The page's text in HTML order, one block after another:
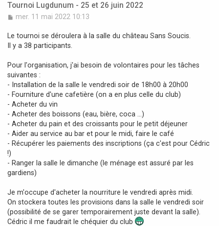
Tournoi Lugdunum - 25 et 26 juin 2022
M
s
a
e
mer. 11 mai 2022 10:13
Le tournoi se déroulera à la salle du château Sans Soucis.
Il y a 38 participants.
Pour l'organisation, j'ai besoin de volontaires pour les tâches
suivantes :
- Installation de la salle le vendredi soir de 18h00 à 20h00
- Fourniture d'une cafetière (on a en plus celle du club)
- Acheter du vin
- Acheter des boissons (eau, bière, coca ...)
- Acheter du pain et des croissants pour le petit déjeuner
- Aider au service au bar et pour le midi, faire le café
- Récupérer les paiements des inscriptions (ça c'est pour Cédric
!)
- Ranger la salle le dimanche (le ménage est assuré par les
gardiens)
Je m'occupe d'acheter la nourriture le vendredi après midi.
On stockera toutes les provisions dans la salle le vendredi soir
(possibilité de se garer temporairement juste devant la salle).
Cédric il me faudrait le chéquier du club